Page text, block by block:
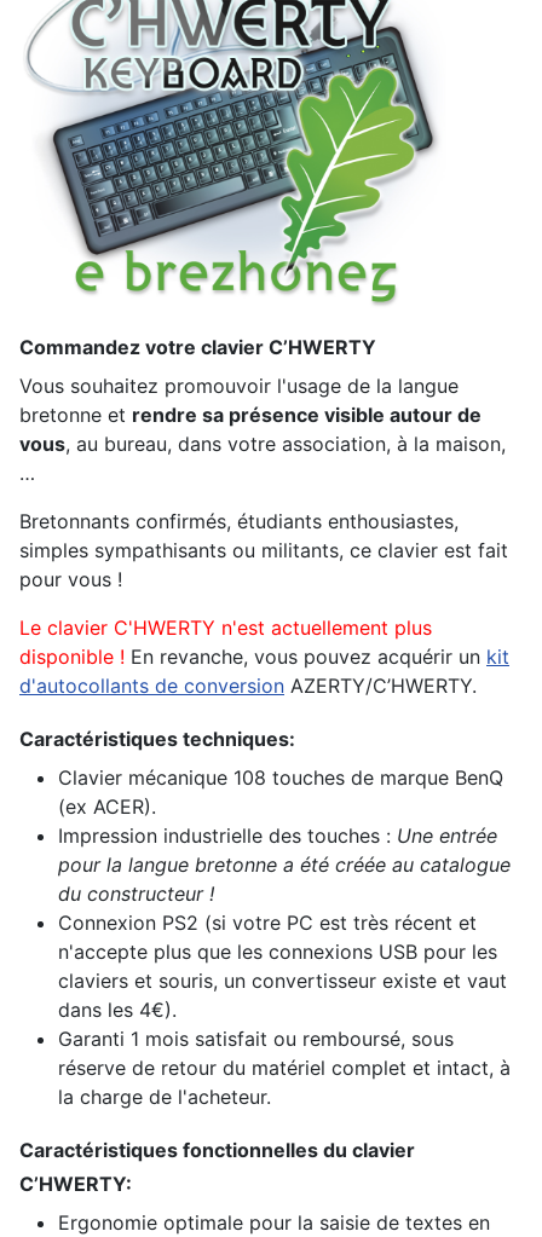
Commandez votre clavier C’HWERTY
Vous souhaitez promouvoir l'usage de la langue
bretonne et rendre sa présence visi­ble autour de
vous, au bureau, dans votre association, à la maison,
…
Bretonnants confirmés, étudiants enthousiastes,
simples sympathisants ou mili­tants, ce clavier est fait
pour vous !
Le clavier C'HWERTY n'est actuellement plus
disponible ! En revanche, vous pouvez acquérir un kit
d'autocollants de conversion AZERTY/C’HWERTY.
Caractéristiques techniques:
Clavier mécanique 108 touches de marque BenQ
(ex ACER).
Impression industrielle des touches : Une entrée
pour la langue bretonne a été créée au catalogue
du constructeur !
Connexion PS2 (si votre PC est très récent et
n'accepte plus que les connexions USB pour les
claviers et souris, un convertisseur existe et vaut
dans les 4€).
Garanti 1 mois satisfait ou remboursé, sous
réserve de retour du matériel complet et intact, à
la charge de l'acheteur.
Caractéristiques fonctionnelles du clavier
C’HWERTY:
Ergonomie optimale pour la saisie de textes en